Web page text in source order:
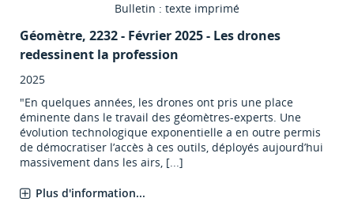
Bulletin : texte imprimé
Géomètre, 2232 - Février 2025 - Les drones
redessinent la profession
2025
"En quelques années, les drones ont pris une place
éminente dans le travail des géomètres-experts. Une
évolution technologique exponentielle a en outre permis
de démocratiser l’accès à ces outils, déployés aujourd’hui
massivement dans les airs, [...]
Plus d'information...